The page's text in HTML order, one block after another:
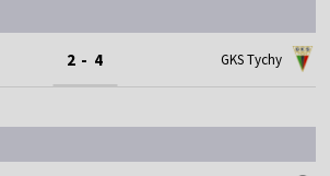
2 - 4 GKS Tychy